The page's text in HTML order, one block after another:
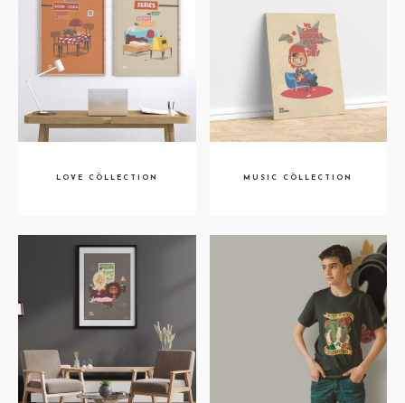
LOVE CÖLLECTION MUSIC CÖLLECTION